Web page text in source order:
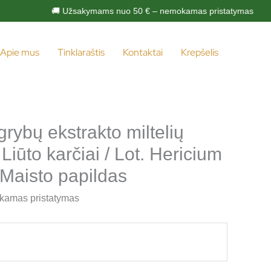
🚚 Užsakymams nuo 50 € – nemokamas pristatymas
Apie mus Tinklaraštis Kontaktai Krepšelis
ekstrakto miltelių
karčiai / Lot. Hericium
papildas
pristatymas